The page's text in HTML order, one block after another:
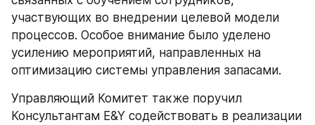
участвующих во внедрении целевой модели
процессов. Особое внимание было уделено
усилению мероприятий, направленных на
оптимизацию системы управления запасами.
Управляющий Комитет также поручил
Консультантам E&Y содействовать в реализации